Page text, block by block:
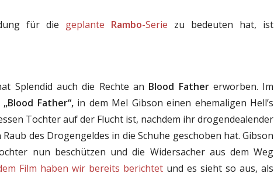
für die geplante Rambo-Serie zu bedeuten hat, ist
Splendid auch die Rechte an Blood Fathererworben. Im
„Blood Father“, in dem Mel Gibson einen ehemaligen Hell’s
Tochter auf der Flucht ist, nachdem ihr drogendealender
des Drogengeldes in die Schuhe geschoben hat. Gibson
nun beschützen und die Widersacher aus dem Weg
Film haben wir bereits berichtet und es sieht so aus, als